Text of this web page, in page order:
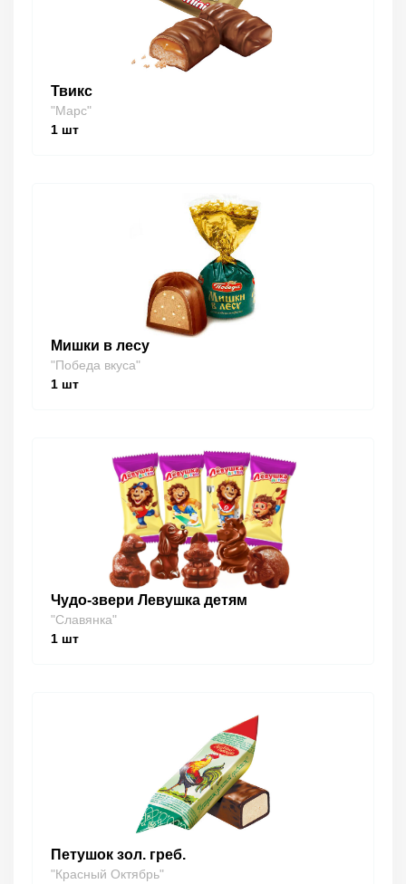
Твикс
"Марс"
1 шт
Мишки в лесу
"Победа вкуса"
1 шт
Чудо-звери Левушка детям
"Славянка"
1 шт
Петушок зол. греб.
"Красный Октябрь"